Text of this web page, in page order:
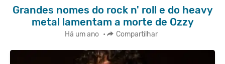
Grandes nomes do rock n' roll e do heavy
metal lamentam a morte de Ozzy
Há um ano • Compartilhar